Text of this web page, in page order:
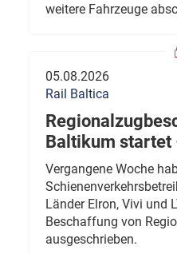
weitere Fahrzeuge
05.08.2026
Rail Baltica
Baltikum startet
Vergangene Woche
Länder Elron, Vivi und
Beschaffung von
ausgeschrieben.